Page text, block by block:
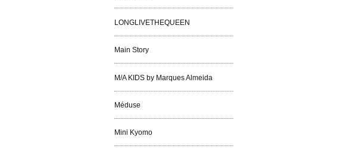
LONGLIVETHEQUEEN
Main Story
M/A KIDS by Marques Almeida
Méduse
Mini Kyomo